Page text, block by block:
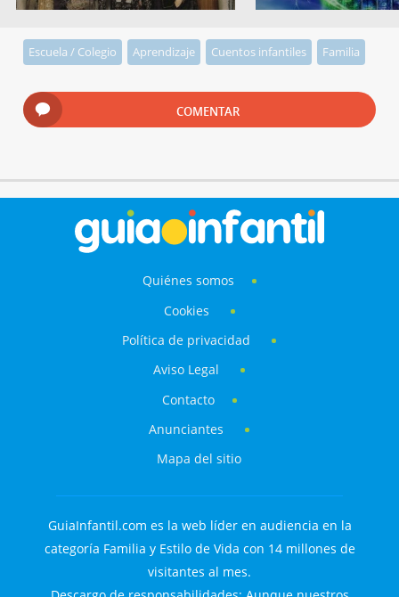
Escuela / Colegio Aprendizaje Cuentos infantiles Familia
COMENTAR
Quiénes somos
Cookies
Política de privacidad
Aviso Legal
Contacto
Anunciantes
Mapa del sitio
GuiaInfantil.com es la web líder en audiencia en la
categoría Familia y Estilo de Vida con 14 millones de
visitantes al mes.